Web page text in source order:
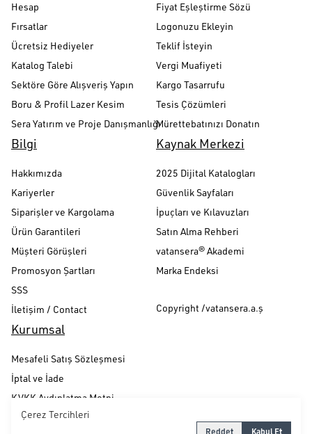
Çerez Tercihleri
Reddet Kabul Et
Hesap
Fırsatlar
Ücretsiz Hediyeler
Katalog Talebi
Sektöre Göre Alışveriş Yapın
Boru & Profil Lazer Kesim
Sera Yatırım ve Proje Danışmanlığı
Fiyat Eşleştirme Sözü
Logonuzu Ekleyin
Teklif İsteyin
Vergi Muafiyeti
Kargo Tasarrufu
Tesis Çözümleri
Mürettebatınızı Donatın
Bilgi
Hakkımızda
Kariyerler
Siparişler ve Kargolama
Ürün Garantileri
Müşteri Görüşleri
Promosyon Şartları
SSS
İletişim / Contact
Kaynak Merkezi
2025 Dijital Katalogları
Güvenlik Sayfaları
İpuçları ve Kılavuzları
Satın Alma Rehberi
vatansera® Akademi
Marka Endeksi
Copyright /vatansera.a.ş
Kurumsal
Mesafeli Satış Sözleşmesi
İptal ve İade
KVKK Aydınlatma Metni
Gizlilik ve Güvenlik Politikası